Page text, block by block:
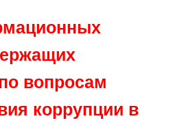
вопросам
коррупции в